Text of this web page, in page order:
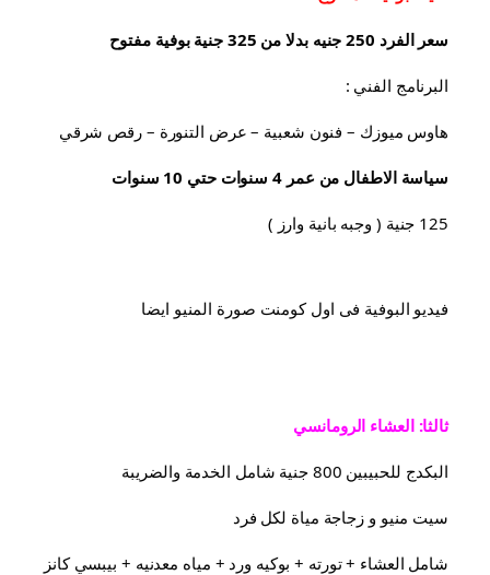
سعر الفرد 250 جنيه بدلا من 325 جنية بوفية مفتوح
البرنامج الفني :
هاوس ميوزك – فنون شعبية – عرض التنورة – رقص شرقي
سياسة الاطفال من عمر 4 سنوات حتي 10 سنوات
125 جنية ( وجبه بانية وارز )
فيديو البوفية فى اول كومنت صورة المنيو ايضا
ثالثا: العشاء الرومانسي
البكدج للحبيبين 800 جنية شامل الخدمة والضريبة
سيت منيو و زجاجة مياة لكل فرد
شامل العشاء⁦⁩ + تورته + بوكيه ورد + مياه معدنيه + بيبسي كانز